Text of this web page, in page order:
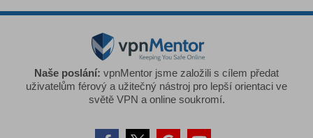
Naše poslání: vpnMentor jsme založili s cílem předat
uživatelům férový a užitečný nástroj pro lepší orientaci ve
světě VPN a online soukromí.